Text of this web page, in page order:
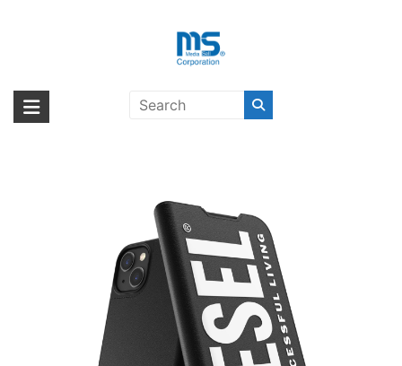
海外輸入ブランド商品｜株式会社
海外事業部が取り揃えている海外輸入商品には、日本では珍しい「海外ブ
ランド」をはじめ「ユニークな商品」「機能的な商品」「コストパフォー
Case iPhone 13 Black/White〔デ